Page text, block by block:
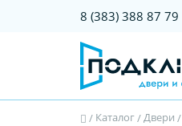
8 (383) 388 87 79
/ Каталог/Двери /